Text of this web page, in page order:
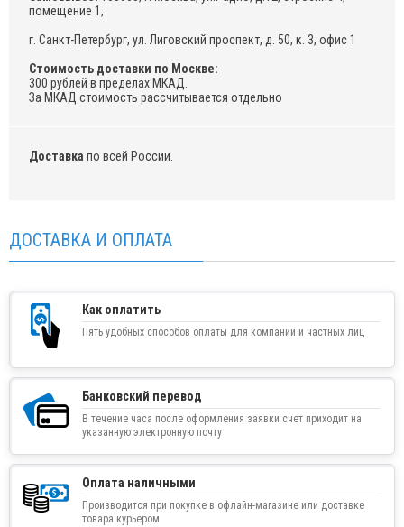
помещение 1,
г. Санкт-Петербург, ул. Лиговский проспект, д. 50, к. 3, офис 1
Стоимость доставки по Москве:
300 рублей в пределах МКАД.
За МКАД стоимость рассчитывается отдельно
Доставка по всей России.
ДОСТАВКА И ОПЛАТА
Как оплатить
Пять удобных способов оплаты для компаний и частных лиц
Банковский перевод
В течение часа после оформления заявки счет приходит на
указанную электронную почту
Оплата наличными
Производится при покупке в офлайн-магазине или доставке
товара курьером